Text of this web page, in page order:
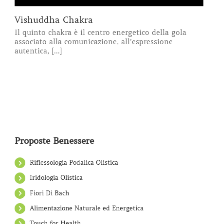
Vishuddha Chakra
Il quinto chakra è il centro energetico della gola
associato alla comunicazione, all’espressione
autentica, [...]
Proposte Benessere
Riflessologia Podalica Olistica
Iridologia Olistica
Fiori Di Bach
Alimentazione Naturale ed Energetica